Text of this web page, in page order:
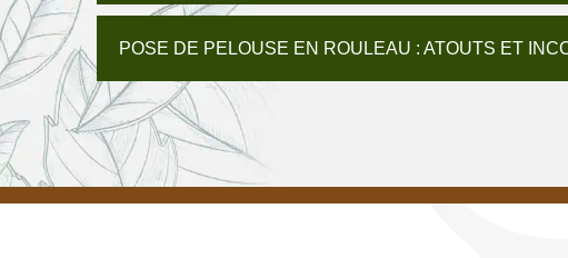
POSE DE PELOUSE EN ROULEAU : ATOUTS ET